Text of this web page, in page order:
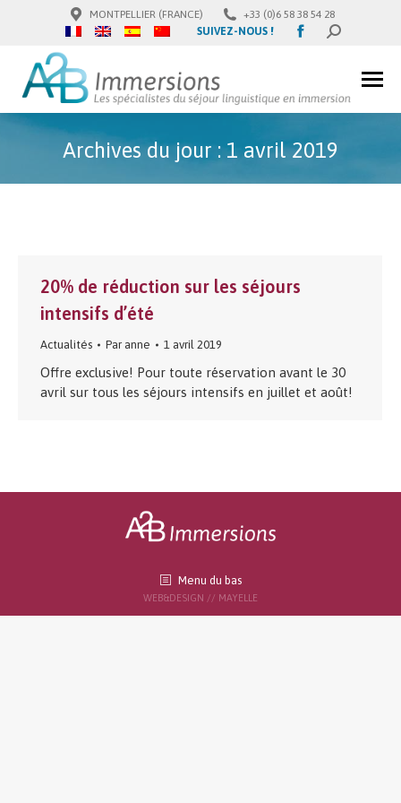
MONTPELLIER (FRANCE)
+33 (0)6 58 38 54 28
SUIVEZ-NOUS !
Facebook
new
window
SEARCH:
Archives du jour :1 avril 2019
20% de réduction sur les séjours
intensifs d’été
Actualités Par anne 1 avril 2019
Offre exclusive! Pour toute réservation avant le 30
avril sur tous les séjours intensifs en juillet et août!
Menu du bas
WEB&DESIGN // MAYELLE